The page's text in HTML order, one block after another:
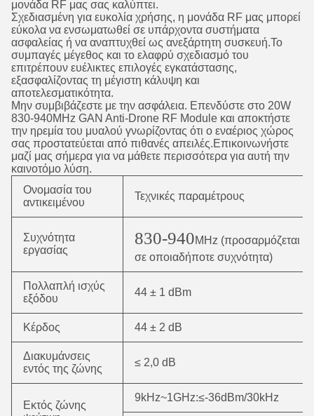
μονάδα RF μας σας καλύπτει.
Σχεδιασμένη για ευκολία χρήσης, η μονάδα RF μας μπορεί
εύκολα να ενσωματωθεί σε υπάρχοντα συστήματα
ασφαλείας ή να αναπτυχθεί ως ανεξάρτητη συσκευή.Το
συμπαγές μέγεθος και το ελαφρύ σχεδιασμό του
επιτρέπουν ευέλικτες επιλογές εγκατάστασης,
εξασφαλίζοντας τη μέγιστη κάλυψη και
αποτελεσματικότητα.
Μην συμβιβάζεστε με την ασφάλεια. Επενδύστε στο 20W
830-940MHz GAN Anti-Drone RF Module και αποκτήστε
την ηρεμία του μυαλού γνωρίζοντας ότι ο εναέριος χώρος
σας προστατεύεται από πιθανές απειλές.Επικοινωνήστε
μαζί μας σήμερα για να μάθετε περισσότερα για αυτή την
καινοτόμο λύση.
Ονομασία του
αντικειμένου
Τεχνικές παραμέτρους
Συχνότητα
εργασίας
830-940MHz (προσαρμόζεται
σε οποιαδήποτε συχνότητα)
Πολλαπλή ισχύς
εξόδου
44 ± 1 dBm
Κέρδος 44 ± 2 dB
Διακυμάνσεις
εντός της ζώνης
≤ 2,0 dB
Εκτός ζώνης
9kHz~1GHz:≤-36dBm/30kHz